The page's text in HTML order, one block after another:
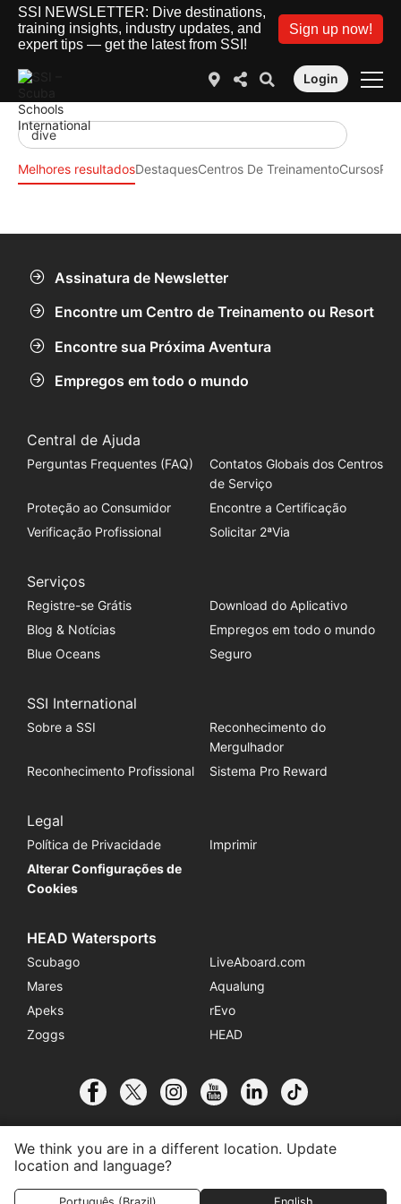
SSI NEWSLETTER: Dive destinations,
training insights, industry updates, and
expert tips — get the latest from SSI!
Sign up now!
Login
Melhores resultadosDestaquesCentros De TreinamentoCursos
Assinatura de Newsletter
Encontre um Centro de Treinamento ou Resort
Encontre sua Próxima Aventura
Empregos em todo o mundo
Central de Ajuda
Perguntas Frequentes (FAQ)
Contatos Globais dos Centros
de Serviço
Proteção ao Consumidor
Encontre a Certificação
Verificação Profissional
Solicitar 2ªVia
Serviços
Registre-se Grátis
Download do Aplicativo
Blog & Notícias
Empregos em todo o mundo
Blue Oceans
Seguro
SSI International
Sobre a SSI
Reconhecimento do
Mergulhador
Reconhecimento Profissional
Sistema Pro Reward
Legal
Política de Privacidade
Imprimir
Alterar Configurações de
Cookies
HEAD Watersports
Scubago
LiveAboard.com
Mares
Aqualung
Apeks
rEvo
Zoggs
HEAD
We think you are in a different location. Update
location and language?